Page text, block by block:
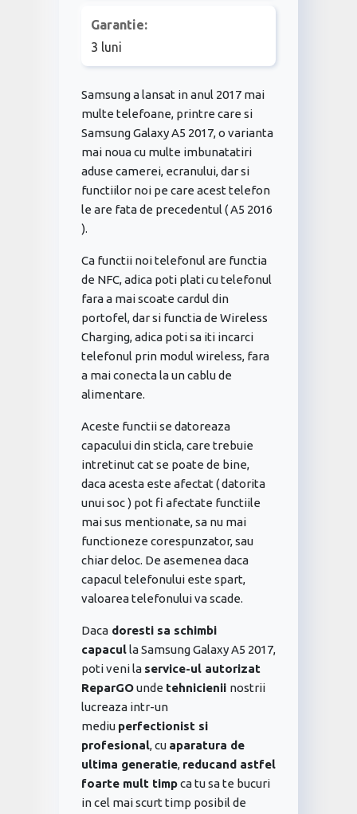
Garantie:
3 luni
Samsung a lansat in anul 2017 mai
multe telefoane, printre care si
Samsung Galaxy A5 2017, o varianta
mai noua cu multe imbunatatiri
aduse camerei, ecranului, dar si
functiilor noi pe care acest telefon
le are fata de precedentul ( A5 2016
).
Ca functii noi telefonul are functia
de NFC, adica poti plati cu telefonul
fara a mai scoate cardul din
portofel, dar si functia de Wireless
Charging, adica poti sa iti incarci
telefonul prin modul wireless, fara
a mai conecta la un cablu de
alimentare.
Aceste functii se datoreaza
capacului din sticla, care trebuie
intretinut cat se poate de bine,
daca acesta este afectat ( datorita
unui soc ) pot fi afectate functiile
mai sus mentionate, sa nu mai
functioneze corespunzator, sau
chiar deloc. De asemenea daca
capacul telefonului este spart,
valoarea telefonului va scade.
Daca doresti sa schimbi
capaculla Samsung Galaxy A5 2017,
poti veni la service-ul autorizat
ReparGOunde tehnicienii nostrii
lucreaza intr-un
mediu perfectionist si
profesional, cu aparatura de
ultima generatie, reducand astfel
foarte mult timpca tu sa te bucuri
in cel mai scurt timp posibil de